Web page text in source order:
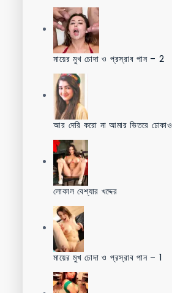
মায়ের মুখ চোদা ও প্রস্রাব পান – 2
আর দেরি করো না আমার ভিতরে ঢোকাও
লোকাল বেশ্যার খদ্দের
মায়ের মুখ চোদা ও প্রস্রাব পান – 1